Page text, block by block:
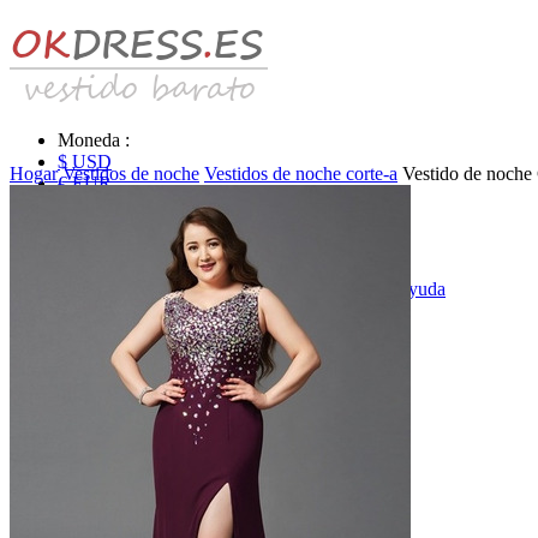
Moneda :
$ USD
€ EUR
Identificarse & Registrarse |Obtener la contraseña Ayuda
Vestidos de novia
Vestido de novia liquidación y venta
Vestidos de novia vendimia
Hogar Vestidos de noche Vestidos de noche corte-a Vestido de